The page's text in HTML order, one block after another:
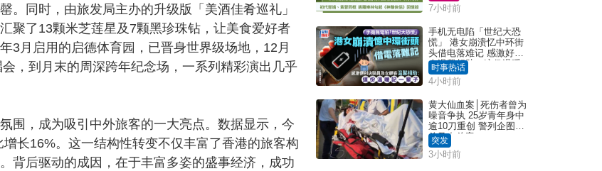
。同时，由旅发局主办的升级版「美酒佳肴巡礼」
聚了13颗米芝莲星及7颗黑珍珠钻，让美食爱好者
3月启用的启德体育园，已晋身世界级场地，12月
，到月末的周深跨年纪念场，一系列精彩演出几乎
，成为吸引中外旅客的一大亮点。数据显示，今
长16%。这一结构性转变不仅丰富了香港的旅客构
背后驱动的成因，在于丰富多姿的盛事经济，成功
7小时前
手机无电陷「世纪大恐
慌」 港女崩溃忆中环街
头借电落难记 感激好心
人温馨相助：这份温暖
记一辈子｜Juicy叮
时事热话
4小时前
黄大仙血案│死伤者曾为
噪音争执 25岁青年身中
逾10刀重创 警列企图谋
杀及自杀案
突发
3小时前